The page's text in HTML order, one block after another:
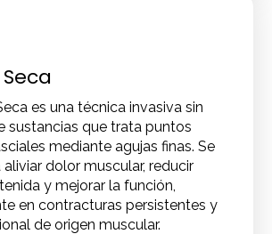
es una técnica invasiva sin
sustancias que trata puntos
mediante agujas finas. Se
dolor muscular, reducir
y mejorar la función,
en contracturas persistentes y
de origen muscular.